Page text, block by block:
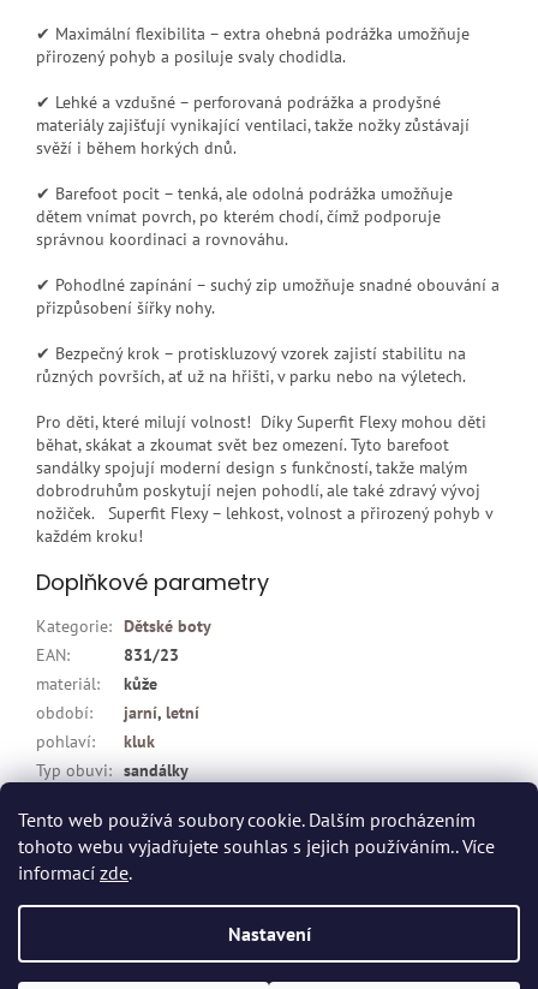
Tento web používá soubory cookie. Dalším procházením
tohoto webu vyjadřujete souhlas s jejich používáním.. Více
informací zde.
Nastavení
✔ Maximální flexibilita – extra ohebná podrážka umožňuje
přirozený pohyb a posiluje svaly chodidla.
✔ Lehké a vzdušné – perforovaná podrážka a prodyšné
materiály zajišťují vynikající ventilaci, takže nožky zůstávají
svěží i během horkých dnů.
✔ Barefoot pocit – tenká, ale odolná podrážka umožňuje
dětem vnímat povrch, po kterém chodí, čímž podporuje
správnou koordinaci a rovnováhu.
✔ Pohodlné zapínání – suchý zip umožňuje snadné obouvání a
přizpůsobení šířky nohy.
✔ Bezpečný krok – protiskluzový vzorek zajistí stabilitu na
různých površích, ať už na hřišti, v parku nebo na výletech.
Pro děti, které milují volnost! Díky Superfit Flexy mohou děti
běhat, skákat a zkoumat svět bez omezení. Tyto barefoot
sandálky spojují moderní design s funkčností, takže malým
dobrodruhům poskytují nejen pohodlí, ale také zdravý vývoj
nožiček. Superfit Flexy – lehkost, volnost a přirozený pohyb v
každém kroku!
Doplňkové parametry
Kategorie: Dětské boty
EAN:
831/23
materiál:
kůže
období: jarní, letní
pohlaví:
kluk
Typ obuvi: sandálky